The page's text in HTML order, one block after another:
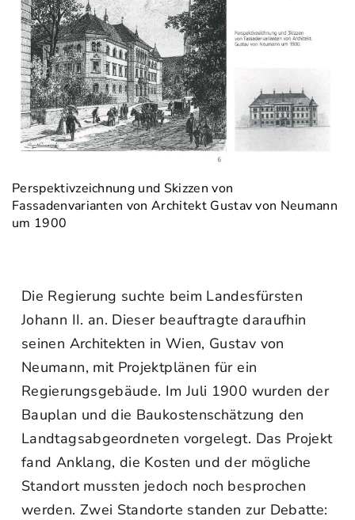
Perspektivzeichnung und Skizzen von
Fassadenvarianten von Architekt Gustav von Neumann
um 1900
Die Regierung suchte beim Landesfürsten
Johann II. an. Dieser beauftragte daraufhin
seinen Architekten in Wien, Gustav von
Neumann, mit Projektplänen für ein
Regierungsgebäude. Im Juli 1900 wurden der
Bauplan und die Baukostenschätzung den
Landtagsabgeordneten vorgelegt. Das Projekt
fand Anklang, die Kosten und der mögliche
Standort mussten jedoch noch besprochen
werden. Zwei Standorte standen zur Debatte: